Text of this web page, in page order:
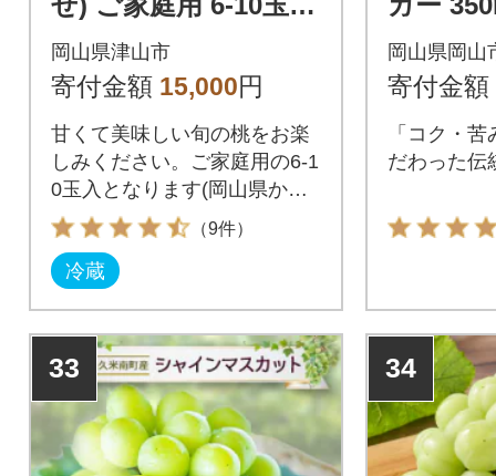
ご家族で楽しめる玉
数をお届けします (岡
岡山県津山市
寄付金額 15,000円
甘くて美味しい旬の桃をお楽
しみください。ご家庭用の6-1
0玉入となります(岡山県から
産地直送)
（9件）
冷蔵
岡山県岡山
寄付金額
「コク・
だわった伝
33 34